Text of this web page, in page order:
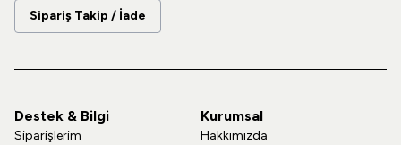
Sipariş Takip / İade
Destek & Bilgi
Siparişlerim
Kurumsal
Hakkımızda